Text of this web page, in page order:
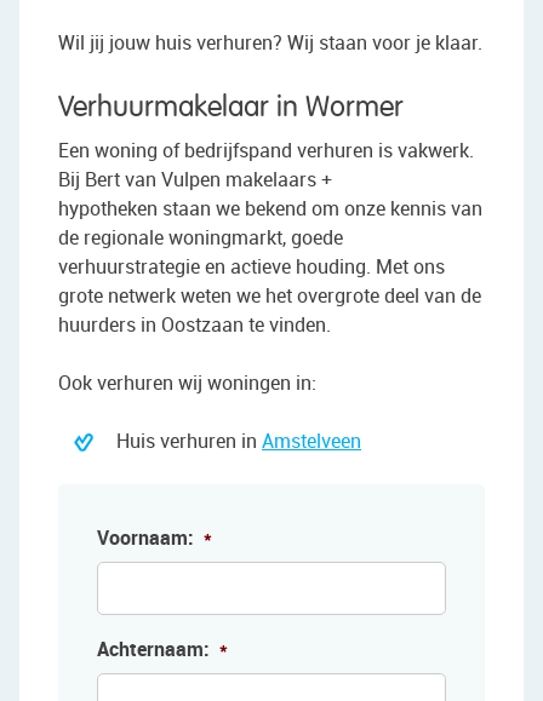
Wil jij jouw huis verhuren? Wij staan voor je klaar.
Verhuurmakelaar in Wormer
Een woning of bedrijfspand verhuren is vakwerk.
Bij Bert van Vulpen makelaars +
hypotheken staan we bekend om onze kennis van
de regionale woningmarkt, goede
verhuurstrategie en actieve houding. Met ons
grote netwerk weten we het overgrote deel van de
huurders in Oostzaan te vinden.
Ook verhuren wij woningen in:
Huis verhuren in Amstelveen
Voornaam: *
Achternaam: *